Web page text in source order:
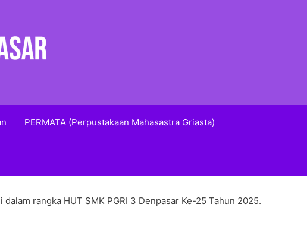
PERMATA (Perpustakaan Mahasastra Griasta)
dalam rangka HUT SMK PGRI 3 Denpasar Ke-25 Tahun 2025.